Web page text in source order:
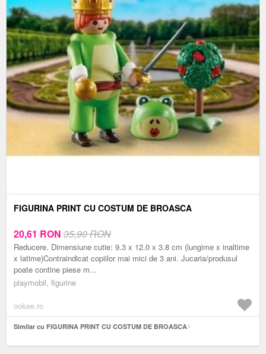
FIGURINA PRINT CU COSTUM DE BROASCA
20,61 RON 35,90 RON
Reducere. Dimensiune cutie: 9.3 x 12.0 x 3.8 cm (lungime x inaltime
x latime)Contraindicat copiilor mai mici de 3 ani. Jucaria/produsul
poate contine piese m...
playmobil, figurine
ookee.ro
Similar cu FIGURINA PRINT CU COSTUM DE BROASCA